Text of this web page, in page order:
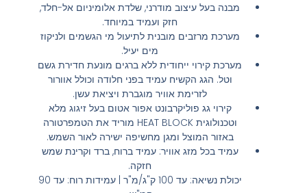
מבנה בעל עיצוב מודרני, שלדת אלומיניום אל-חלד,
חזק ועמיד במיוחד.
מערכת מרזבים מובנית לתיעול מי הגשמים ולניקוז
מים יעיל.
מערכת קירוי ייחודית ללא ברגים מונעת חדירת גשם
וטל. הגג הקשיח עמיד בפני חלודה וכולל אוורור
לזרימת אוויר מוגברת ויציאת עשן.
קירוי גג פוליקרבונט אפור אטום בעל זיגוג מלא
וטכנולוגית HEAT BLOCK מוריד את הטמפרטורה
באזור המוצל ומגן מחשיפה ישירה לאור השמש.
עמיד בכל מזג אוויר: עמיד ברוח, ברד וקרינת שמש
חזקה.
יכולת נשיאה: עד 100 ק"ג/מ"ר | עמידות רוח: עד 90